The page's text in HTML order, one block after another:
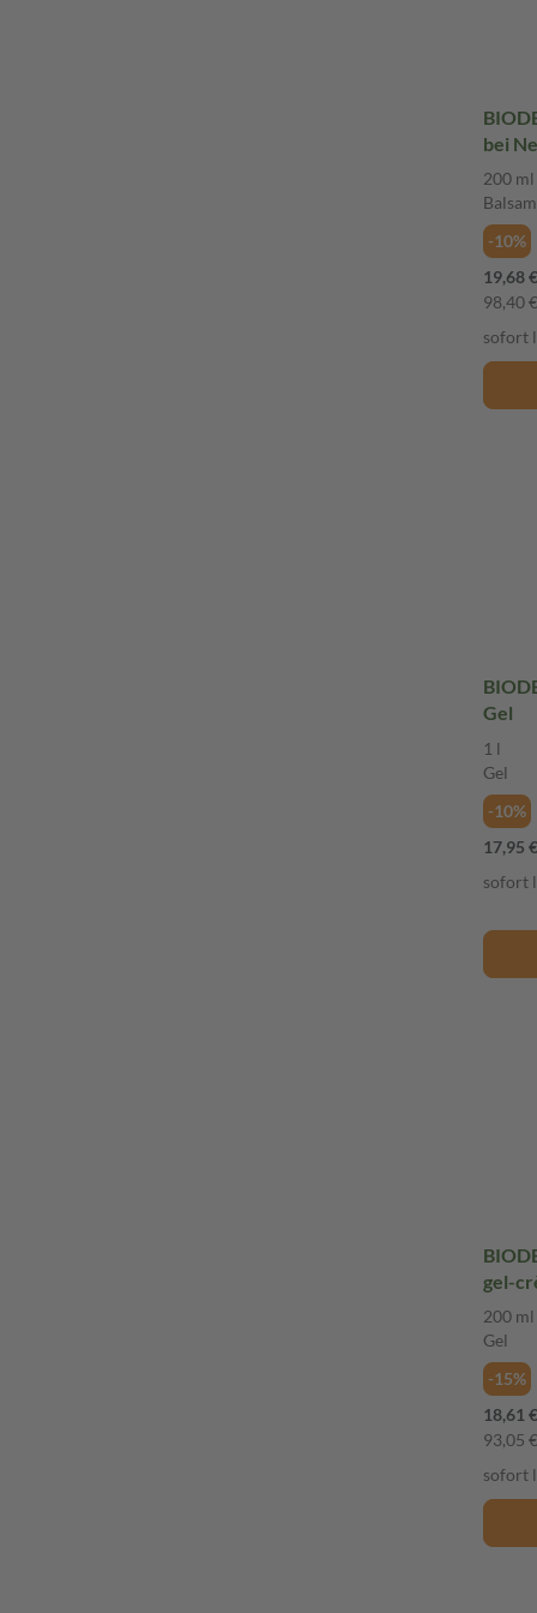
bei
Balsam
200 ml
Balsam
-10%
19,68 €
98,40
sofort
Gel
1 l
Gel
-10%
17,95 €
sofort
200 ml
Gel
-15%
18,61 €
93,05
sofort